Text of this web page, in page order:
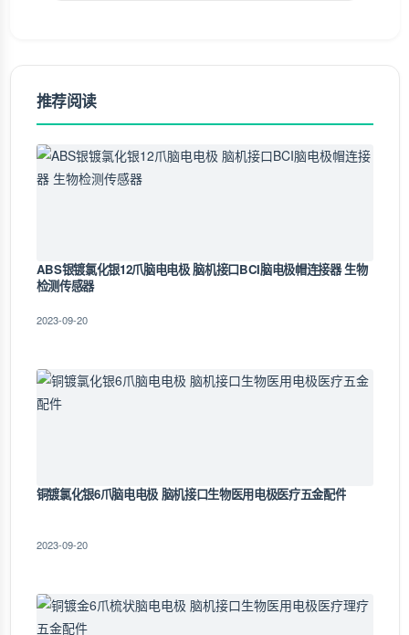
推荐阅读
ABS银镀氯化银12爪脑电电极 脑机接口BCI脑电极帽连接器 生物
检测传感器
2023-09-20
铜镀氯化银6爪脑电电极 脑机接口生物医用电极医疗五金配件
2023-09-20